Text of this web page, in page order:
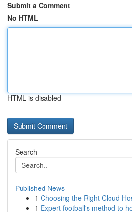
Submit a Comment
No HTML
HTML is disabled
Search
Published News
1 Choosing the Right Cloud
1 Expert football's method to